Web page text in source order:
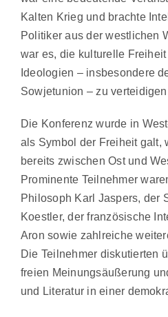
Kalten Krieg und brachte
Politiker aus der westlichen
war es, die kulturelle
Ideologien – insbesondere
Sowjetunion – zu
Die Konferenz wurde in
als Symbol der Freiheit galt,
bereits zwischen Ost und
Prominente Teilnehmer
Philosoph Karl Jaspers, der
Koestler, der französische
Aron sowie zahlreiche
Die Teilnehmer diskutierten
freien Meinungsäußerung
und Literatur in einer